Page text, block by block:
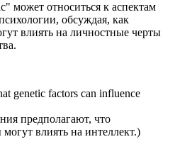
может относиться к аспектам
обсуждая, как
влиять на личностные черты
genetic factors can influence
предполагают, что
влиять на интеллект.)